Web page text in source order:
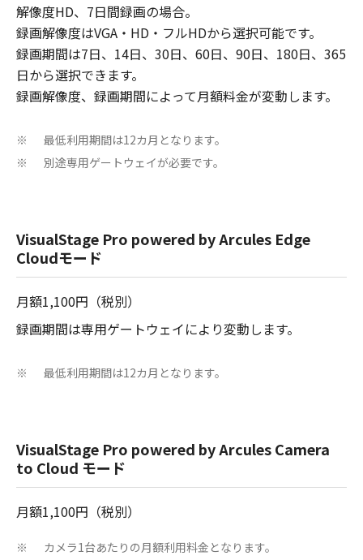
解像度HD、7日間録画の場合。
録画解像度はVGA・HD・フルHDから選択可能です。
録画期間は7日、14日、30日、60日、90日、180日、365
日から選択できます。
録画解像度、録画期間によって月額料金が変動します。
※ 最低利用期間は12カ月となります。
※ 別途専用ゲートウェイが必要です。
VisualStage Pro powered by Arcules Edge
Cloudモード
月額1,100円（税別）
録画期間は専用ゲートウェイにより変動します。
※ 最低利用期間は12カ月となります。
VisualStage Pro powered by Arcules Camera
to Cloud モード
月額1,100円（税別）
※ カメラ1台あたりの月額利用料金となります。